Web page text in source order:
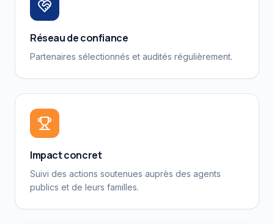
Réseau de confiance
Partenaires sélectionnés et audités régulièrement.
Impact concret
Suivi des actions soutenues auprès des agents
publics et de leurs familles.